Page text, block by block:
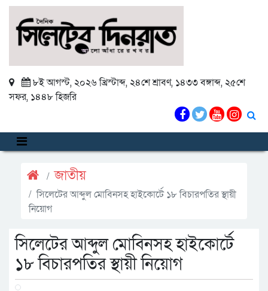
৮ই আগস্ট, ২০২৬ খ্রিস্টাব্দ, ২৪শে শ্রাবণ, ১৪৩৩ বঙ্গাব্দ, ২৫শে
সফর, ১৪৪৮ হিজরি
জাতীয়
সিলেটের আব্দুল মোবিনসহ হাইকোর্টে ১৮ বিচারপতির স্থায়ী
নিয়োগ
সিলেটের আব্দুল মোবিনসহ হাইকোর্টে
১৮ বিচারপতির স্থায়ী নিয়োগ